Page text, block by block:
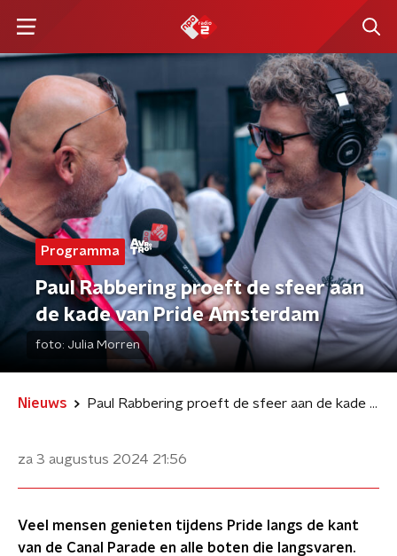
Programma
Paul Rabbering proeft de sfeer aan
de kade van Pride Amsterdam
foto: Julia Morren
Nieuws Paul Rabbering proeft de sfeer aan de kade van Pride Amsterdam
za 3 augustus 2024 21:56
Veel mensen genieten tijdens Pride langs de kant
van de Canal Parade en alle boten die langsvaren.